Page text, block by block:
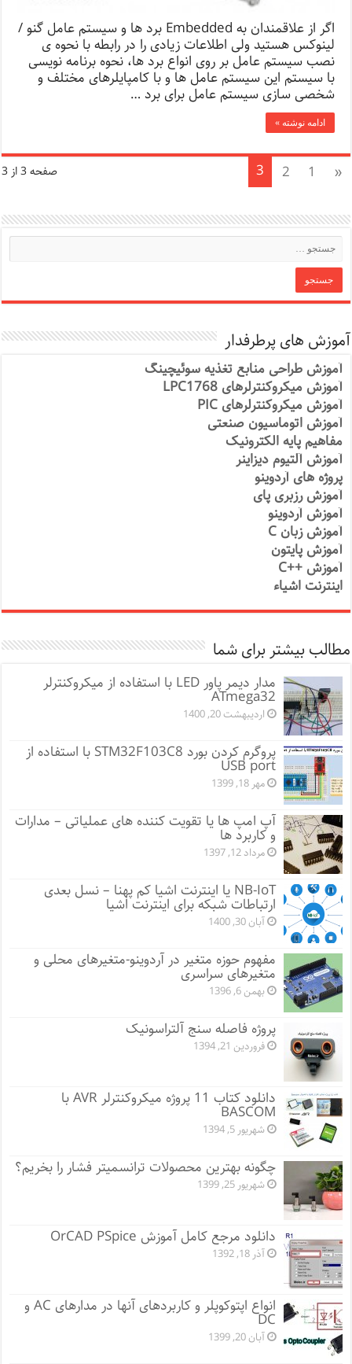
اگر از علاقمندان به Embedded برد ها و سیستم عامل گنو /
لینوکس هستید ولی اطلاعات زیادی را در رابطه با نحوه ی
نصب سیستم عامل بر روی انواع برد ها، نحوه برنامه نویسی
با سیستم این سیستم عامل ها و با کامپایلرهای مختلف و
شخصی سازی سیستم عامل برای برد …
ادامه نوشته »
صفحه 3 از 3 «
1
2
3
آموزش های پرطرفدار
آموزش طراحی منابع تغذیه سوئیچینگ
آموزش میکروکنترلرهای LPC1768
آموزش میکروکنترلرهای PIC
آموزش اتوماسیون صنعتی
مفاهیم پایه الکترونیک
آموزش آلتیوم دیزاینر
پروژه های آردوینو
آموزش رزبری پای
آموزش آردوینو
آموزش زبان C
آموزش پایتون
آموزش ++C
اینترنت اشیاء
مطالب بیشتر برای شما
مدار دیمر پاور LED با استفاده از میکروکنترلر
ATmega32
اردیبهشت 20, 1400
پروگرم کردن بورد STM32F103C8 با استفاده از
USB port
مهر 18, 1399
آپ امپ ها یا تقویت کننده های عملیاتی – مدارات
و کاربرد ها
مرداد 12, 1397
NB-IoT یا اینترنت اشیا کم پهنا – نسل بعدی
ارتباطات شبکه برای اینترنت اشیا
آبان 30, 1400
مفهوم حوزه متغیر در آردوینو-متغیرهای محلی و
متغیرهای سراسری
بهمن 6, 1396
پروژه فاصله سنج آلتراسونیک
فروردین 21, 1394
دانلود کتاب 11 پروژه میکروکنترلر AVR با
BASCOM
شهریور 5, 1394
چگونه بهترین محصولات ترانسمیتر فشار را بخریم؟
شهریور 25, 1399
دانلود مرجع کامل آموزش OrCAD PSpice
آذر 18, 1392
انواع اپتوکوپلر و کاربردهای آنها در مدارهای AC و
DC
آبان 20, 1399